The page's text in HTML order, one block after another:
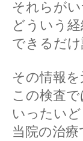
それらが
どういう
できるだ
その情報
この検査
いったい
当院の治